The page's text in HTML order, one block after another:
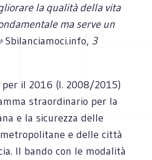
la qualità della vita
ma serve un
Sbilanciamoci.info, 3
il 2016 (l. 2008/2015)
straordinario per la
e la sicurezza delle
e delle città
Il bando con le modalità